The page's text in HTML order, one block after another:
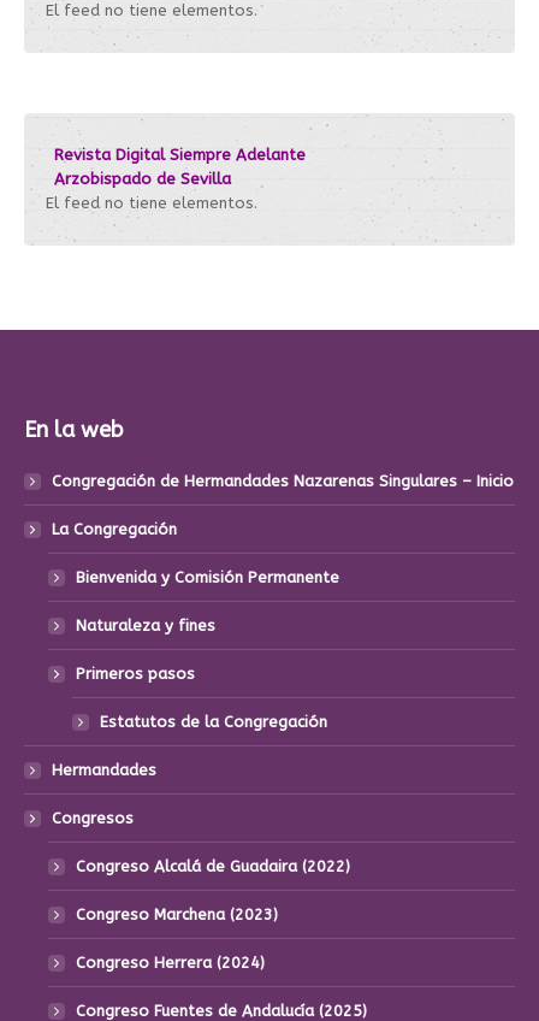
El feed no tiene elementos.
Revista Digital Siempre Adelante
Arzobispado de Sevilla
El feed no tiene elementos.
En la web
Congregación de Hermandades Nazarenas Singulares – Inicio
La Congregación
Bienvenida y Comisión Permanente
Naturaleza y fines
Primeros pasos
Estatutos de la Congregación
Hermandades
Congresos
Congreso Alcalá de Guadaira (2022)
Congreso Marchena (2023)
Congreso Herrera (2024)
Congreso Fuentes de Andalucía (2025)